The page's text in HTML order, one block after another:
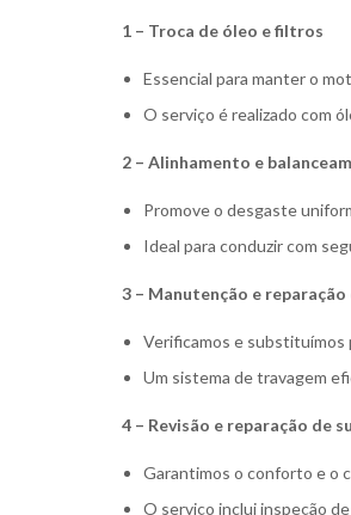
1 – Troca de óleo e filtros
Essencial para manter o
O serviço é realizado com
2 – Alinhamento e
Promove o desgaste
Ideal para conduzir com
3 – Manutenção e
Verificamos e
Um sistema de travagem
4 – Revisão e reparação de
Garantimos o conforto e o
O serviço inclui inspeção